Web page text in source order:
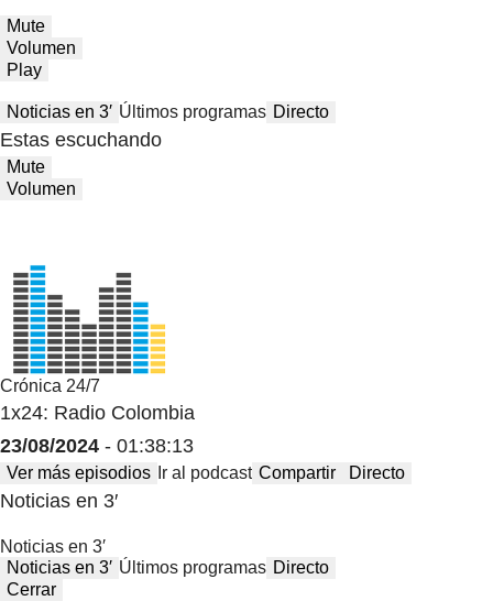
Mute
Volumen
Play
Noticias en 3′ Últimos programas Directo
Estas escuchando
Mute
Volumen
Crónica 24/7
1x24: Radio Colombia
23/08/2024 - 01:38:13
Ver más episodios Ir al podcast Compartir Directo
Noticias en 3′
Noticias en 3′
Noticias en 3′ Últimos programas Directo
Cerrar